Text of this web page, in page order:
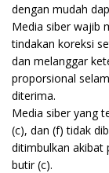
dengan mudah
Media siber wajib
tindakan koreksi
dan melanggar
proporsional
diterima.
Media siber yang
(c), dan (f) tidak
ditimbulkan akibat
butir (c).